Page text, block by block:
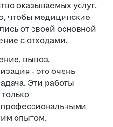
оказываемых услуг.
чтобы медицинские
от своей основной
с отходами.
вывоз,
- это очень
Эти работы
опытом.